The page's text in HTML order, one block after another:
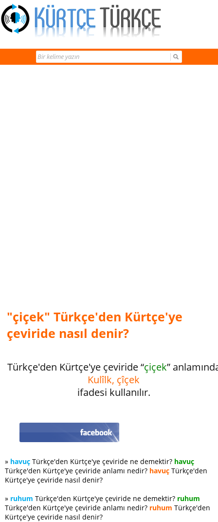
"çiçek" Türkçe'den Kürtçe'ye
çeviride nasıl denir?
Türkçe'den Kürtçe'ye çeviride “çiçek”
Kulîlk, çîçek
ifadesi kullanılır.
» havuç Türkçe'den Kürtçe'ye çeviride ne demektir? havuç
Türkçe'den Kürtçe'ye çeviride anlamı nedir? havuç Türkçe'den
Kürtçe'ye çeviride nasıl denir?
» ruhum Türkçe'den Kürtçe'ye çeviride ne demektir? ruhum
Türkçe'den Kürtçe'ye çeviride anlamı nedir? ruhum Türkçe'den
Kürtçe'ye çeviride nasıl denir?